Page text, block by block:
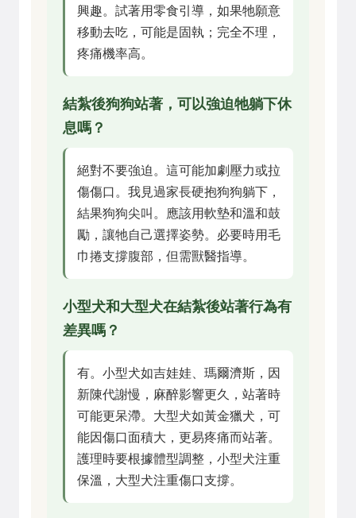
興趣。試著用零食引導，如果牠願意
移動去吃，可能是固執；完全不理，
疼痛機率高。
結紮後狗狗站著，可以強迫牠躺下休
息嗎？
絕對不要強迫。這可能加劇壓力或拉
傷傷口。我見過家長硬抱狗狗躺下，
結果狗狗尖叫。應該用軟墊和溫和鼓
勵，讓牠自己選擇姿勢。必要時用毛
巾捲支撐腹部，但需獸醫指導。
小型犬和大型犬在結紮後站著行為有
差異嗎？
有。小型犬如吉娃娃、瑪爾濟斯，因
新陳代謝慢，麻醉影響更久，站著時
可能更呆滯。大型犬如黃金獵犬，可
能因傷口面積大，更易疼痛而站著。
護理時要根據體型調整，小型犬注重
保溫，大型犬注重傷口支撐。